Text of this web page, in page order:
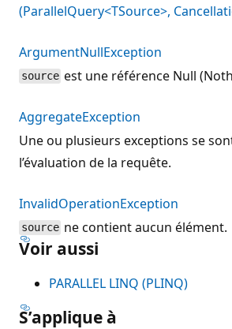
(ParallelQuery<TSource>,
ArgumentNullException
source est une référence Null
AggregateException
Une ou plusieurs exceptions se
l’évaluation de la requête.
InvalidOperationException
source ne contient aucun élément.
Voir aussi
PARALLEL LINQ (PLINQ)
S’applique à